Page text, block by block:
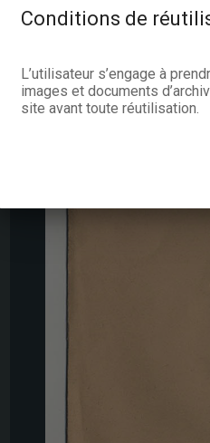
Conditions de
L’utilisateur s’engage à
images et documents
site avant toute réutilisation.